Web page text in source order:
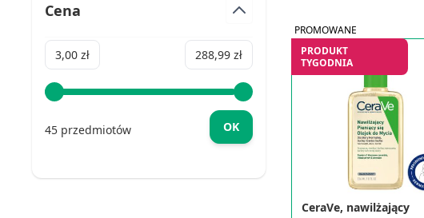
Cena
Minimum value
3,00 zł Maximum value
288,99 zł
45 przedmiotów OK
PROMOWANE
PRODUKT
TYGODNIA
CeraVe, nawilżający